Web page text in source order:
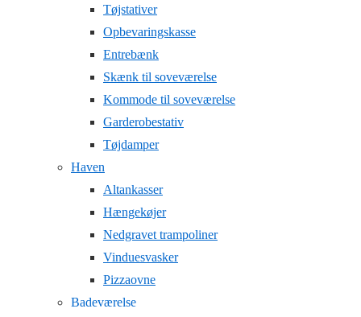
Tøjstativer
Opbevaringskasse
Entrebænk
Skænk til soveværelse
Kommode til soveværelse
Garderobestativ
Tøjdamper
Haven
Altankasser
Hængekøjer
Nedgravet trampoliner
Vinduesvasker
Pizzaovne
Badeværelse